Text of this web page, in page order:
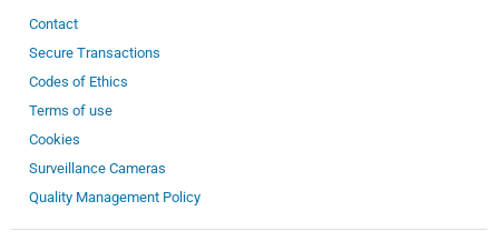
Contact
Secure Transactions
Codes of Ethics
Terms of use
Cookies
Surveillance Cameras
Quality Management Policy